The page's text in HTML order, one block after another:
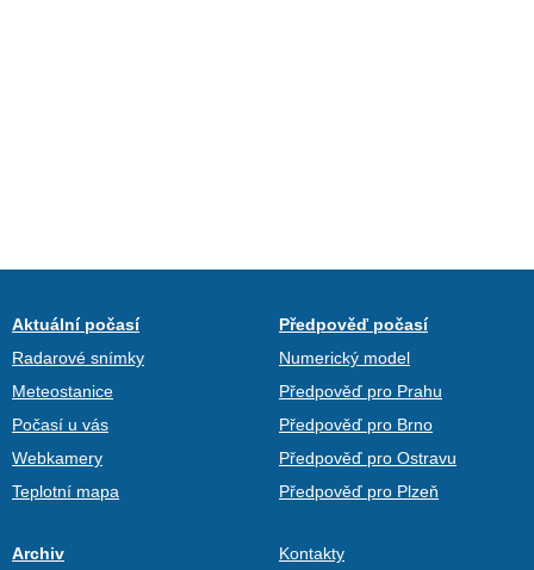
Aktuální počasí
Radarové snímky
Meteostanice
Počasí u vás
Webkamery
Teplotní mapa
Předpověď počasí
Numerický model
Předpověď pro Prahu
Předpověď pro Brno
Předpověď pro Ostravu
Předpověď pro Plzeň
Archiv
Kontakty